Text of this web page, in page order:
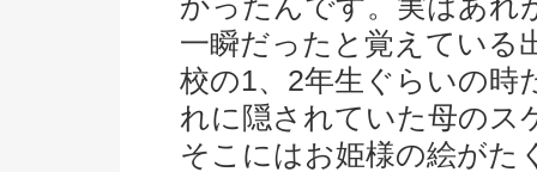
かったんです。実はあれ
一瞬だったと覚えている
校の1、2年生ぐらいの時
れに隠されていた母のス
そこにはお姫様の絵がた